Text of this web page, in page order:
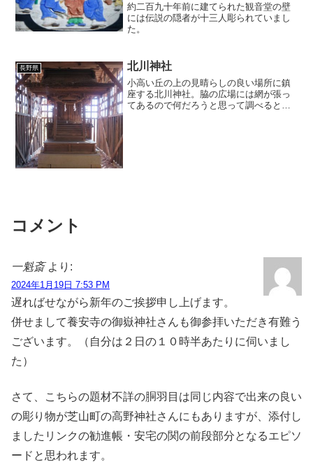
約二百九十年前に建てられた観音堂の壁
には伝説の隠者が十三人彫られていまし
た。
長野県 北川神社
小高い丘の上の見晴らしの良い場所に鎮
座する北川神社。脇の広場には網が張っ
てあるので何だろうと思って調べると、
コメント
一魁斎 より:
2024年1月19日 7:53 PM
遅ればせながら新年のご挨拶申し上げます。
併せまして養安寺の御嶽神社さんも御参拝いただき有難う
ございます。（自分は２日の１０時半あたりに伺いまし
た）
さて、こちらの題材不詳の胴羽目は同じ内容で出来の良い
の彫り物が芝山町の高野神社さんにもありますが、添付し
ましたリンクの勧進帳・安宅の関の前段部分となるエピソ
ードと思われます。